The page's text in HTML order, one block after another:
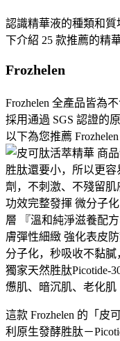
認識精華液的種類和
下介紹 25 款推薦的精
Frozhelen
Frozhelen 全產品皆為
採用通過 SGS 認證的
以下為您推薦 Frozhelen
這款 Frozhelen 的「皮
利原生發酵胜肽－